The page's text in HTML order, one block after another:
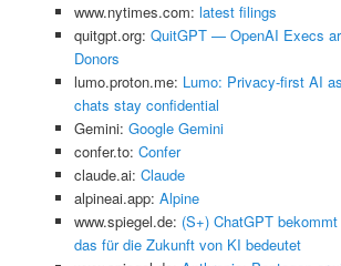
www.nytimes.com: latest filings
quitgpt.org: QuitGPT — OpenAI Execs
Donors
lumo.proton.me: Lumo: Privacy-first AI
chats stay confidential
Gemini: ‎Google Gemini
confer.to: Confer
claude.ai: Claude
alpineai.app: Alpine
www.spiegel.de: (S+) ChatGPT
das für die Zukunft von KI bedeutet